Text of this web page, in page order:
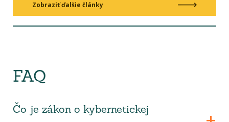
Zobraziť ďalšie články
FAQ
Čo je zákon o kybernetickej